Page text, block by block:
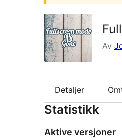
Av
Detaljer
Statistikk
Aktive versjoner